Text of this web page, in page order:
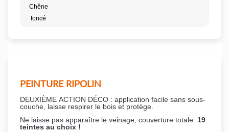
Chêne
foncé
PEINTURE RIPOLIN
DEUXIÈME ACTION DÉCO : application facile sans sous-
couche, laisse respirer le bois et protège.
Ne laisse pas apparaître le veinage, couverture totale. 19
teintes au choix !